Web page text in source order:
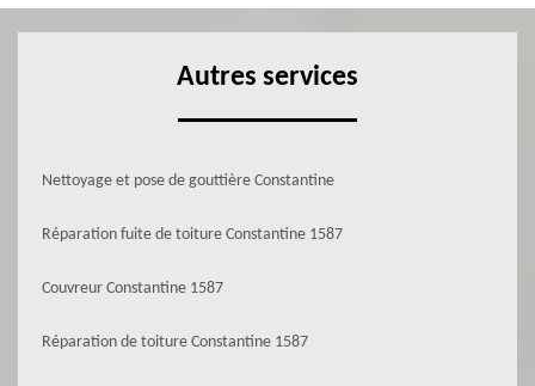
Autres services
Nettoyage et pose de gouttière Constantine
Réparation fuite de toiture Constantine 1587
Couvreur Constantine 1587
Réparation de toiture Constantine 1587